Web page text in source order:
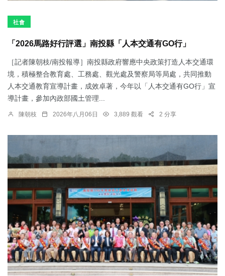
社會
「2026馬路好行評選」南投縣「人本交通有GO行」
［記者陳朝枝/南投報導］南投縣政府響應中央政策打造人本交通環
境，積極整合教育處、工務處、觀光處及警察局等局處，共同推動
人本交通教育宣導計畫，成效卓著，今年以「人本交通有GO行」宣
導計畫，參加內政部國土管理...
陳朝枝 2026年八月06日 3,889 觀看 2 分享